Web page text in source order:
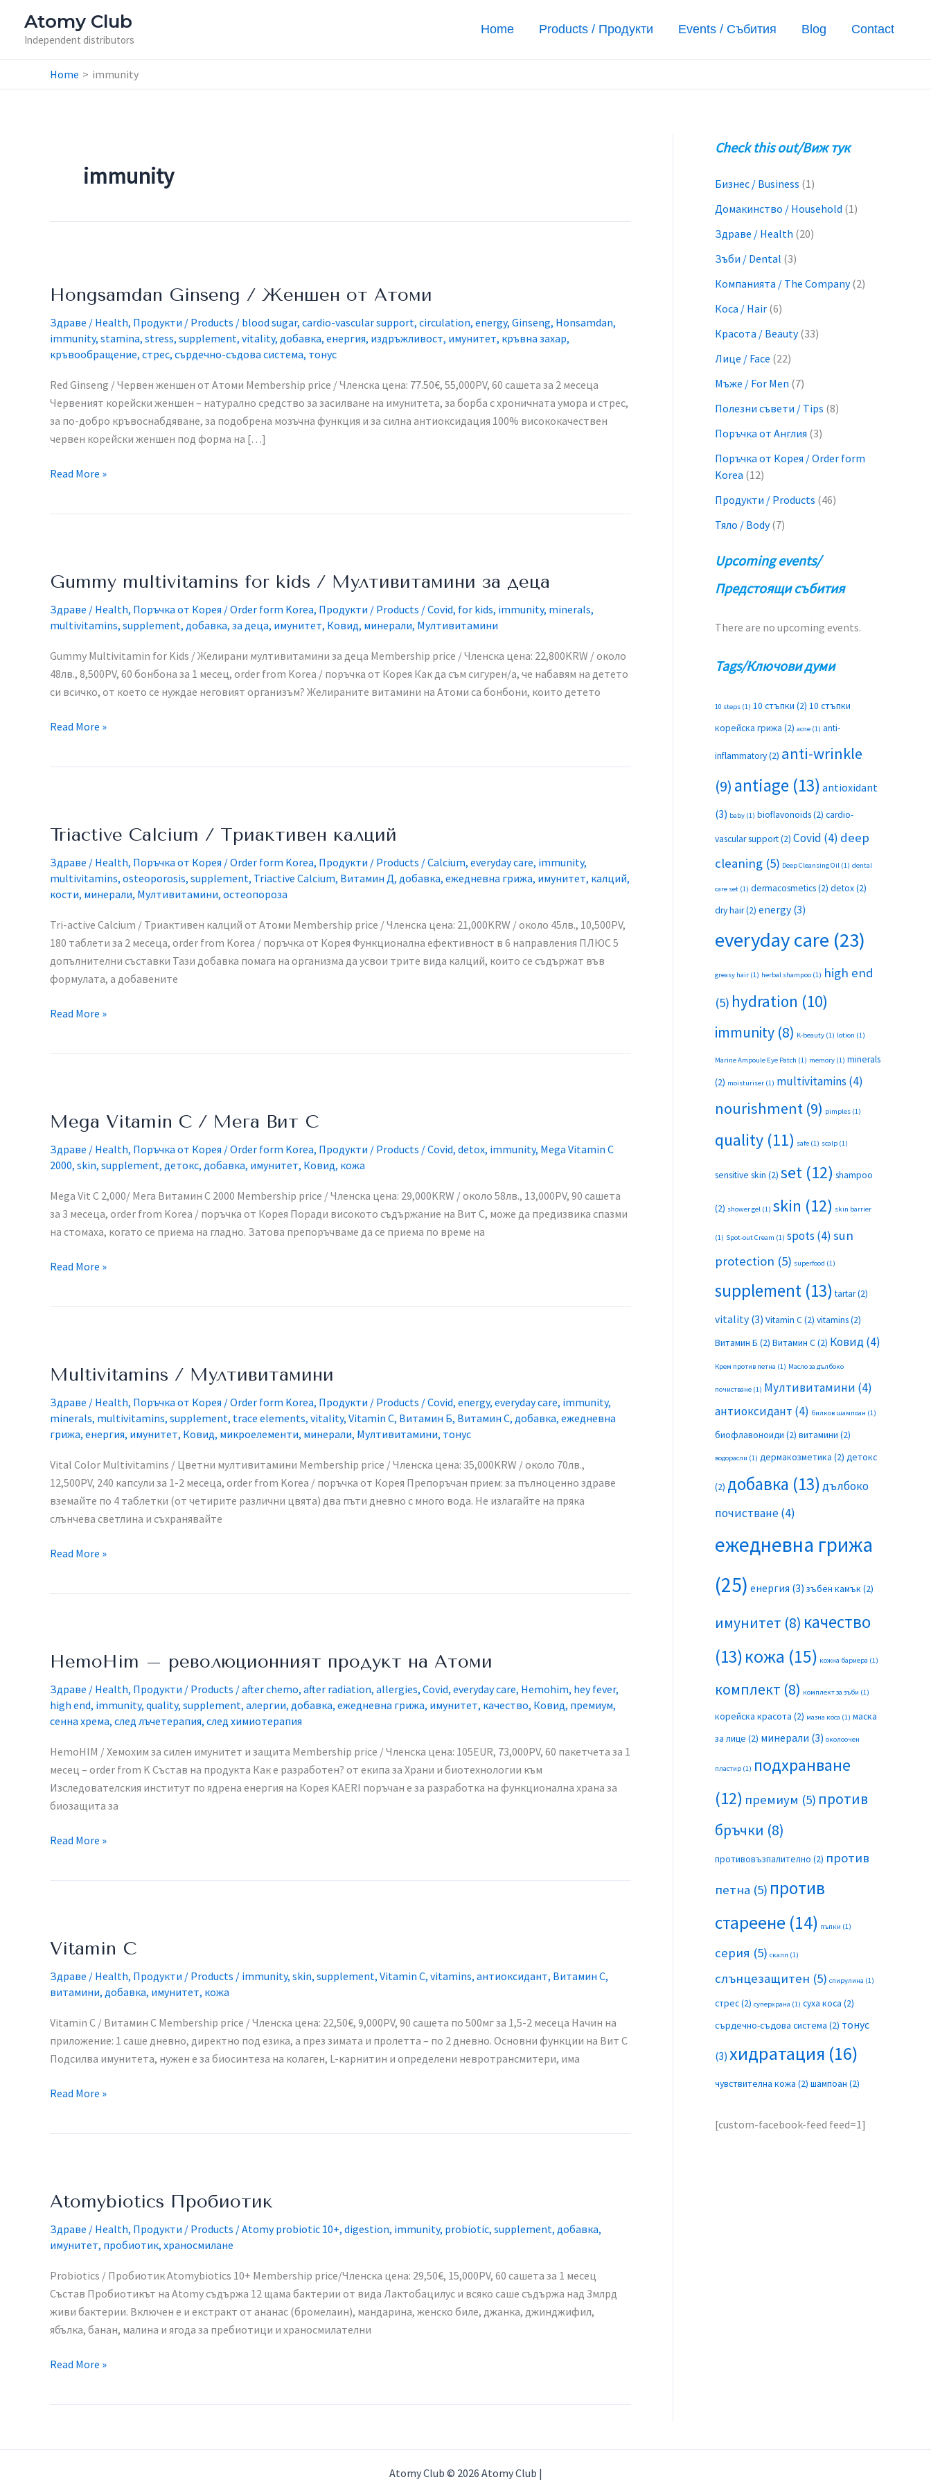
content
Atomy Club
Independent distributors
Home Products / Продукти Events / Събития Blog Contact
Home immunity
immunity
Hongsamdan Ginseng / Женшен от Атоми
Здраве / Health, Продукти / Products / blood sugar, cardio-vascular support, circulation, energy, Ginseng, Honsamdan,
immunity, stamina, stress, supplement, vitality, добавка, енергия, издръжливост, имунитет, кръвна захар,
кръвообращение, стрес, сърдечно-съдова система, тонус
Red Ginseng / Червен женшен от Атоми​ Membership price / Членска цена: 77.50€, 55,000PV, 60 сашета за 2 месеца​
Червеният корейски женшен – натурално средство за засилване на имунитета, за борба с хроничната умора и стрес,
за по-добро кръвоснабдяване, за подобрена мозъчна функция и за силна антиоксидация 100% висококачествен
червен корейски женшен под форма на […]
от
Read More »
Gummy multivitamins for kids / Мултивитамини за деца
Здраве / Health, Поръчка от Корея / Order form Korea, Продукти / Products /Covid, for kids, immunity, minerals,
multivitamins, supplement, добавка, за деца, имунитет, Ковид, минерали, Мултивитамини
Gummy Multivitamin for Kids / Желирани мултивитамини за деца Membership price / Членска цена: 22,800KRW / около
48лв., 8,500PV, 60 бонбона за 1 месец, order from Korea / поръчка от Корея​ Как да съм сигурен/а, че набавям на детето
си всичко, от което се нуждае неговият организъм? Желираните витамини на Атоми са бонбони, които детето
for
/
Мултивитамини
за
деца
Read More »
Triactive Calcium / Триактивен калций
Здраве / Health, Поръчка от Корея / Order form Korea, Продукти / Products /Calcium, everyday care, immunity,
multivitamins, osteoporosis, supplement, Triactive Calcium, Витамин Д, добавка, ежедневна грижа, имунитет, калций,
кости, минерали, Мултивитамини, остеопороза
Tri-active Calcium / Триактивен калций от Атоми​ Membership price / Членска цена: 21,000KRW / около 45лв., 10,500PV,
180 таблети за 2 месеца, order from Korea / поръчка от Корея​ Функционална ефективност в 6 направления ПЛЮС 5
допълнителни съставки Тази добавка помага на организма да усвои трите вида калций, които се съдържат във
формулата, а добавените
/
калций
Read More »
Mega Vitamin C / Мега Вит С
Здраве / Health, Поръчка от Корея / Order form Korea, Продукти / Products /Covid, detox, immunity, Mega Vitamin C
2000, skin, supplement, детокс, добавка, имунитет, Ковид, кожа
Mega Vit C 2,000/ Мега Витамин С 2000​ Membership price / Членска цена: 29,000KRW / около 58лв., 13,000PV, 90 сашета
за 3 месеца, order from Korea / поръчка от Корея​ Поради високото съдържание на Вит С, може да предизвика спазми
на стомаха, когато се приема на гладно. Затова препоръчваме да се приема по време на
C
Мега
С
Read More »
Multivitamins / Мултивитамини
Здраве / Health, Поръчка от Корея / Order form Korea, Продукти / Products /Covid, energy, everyday care, immunity,
minerals, multivitamins, supplement, trace elements, vitality, Vitamin C, Витамин Б, Витамин С, добавка, ежедневна
грижа, енергия, имунитет, Ковид, микроелементи, минерали, Мултивитамини, тонус
Vital Color Multivitamins / Цветни мултивитамини Membership price / Членска цена: 35,000KRW / около 70лв.,
12,500PV, 240 капсули за 1-2 месеца, order from Korea / поръчка от Корея​ Препоръчан прием: за пълноценно здраве
вземайте по 4 таблетки (от четирите различни цвята) два пъти дневно с много вода. Не излагайте на пряка
слънчева светлина и съхранявайте
Мултивитамини
Read More »
HemoHim – революционният продукт на Атоми
Здраве / Health, Продукти / Products /after chemo, after radiation, allergies, Covid, everyday care, Hemohim, hey fever,
high end, immunity, quality, supplement, алергии, добавка, ежедневна грижа, имунитет, качество, Ковид, премиум,
сенна хрема, след лъчетерапия, след химиотерапия
HemoHIM / Хемохим за силен имунитет и защита​ Membership price / Членска цена: 105EUR, 73,000PV, 60 пакетчета за 1
месец – order from K Състав на продукта Как е разработен? от екипа за Храни и биотехнологии към
Изследователския институт по ядрена енергия на Корея KAERI поръчан е за разработка на функционална храна за
биозащита за
революционният
на
Атоми
Read More »
Vitamin С
Здраве / Health, Продукти / Products / immunity, skin, supplement, Vitamin C, vitamins, антиоксидант, Витамин С,
витамини, добавка, имунитет, кожа
Vitamin C / Витамин С​ Membership price / Членска цена: 22,50€, 9,000PV, 90 сашета по 500мг за 1,5-2 месеца​ Начин на
приложение: 1 саше дневно, директно под езика, а през зимата и пролетта – по 2 дневно. Основни функции на Вит С
Подсилва имунитета, нужен е за биосинтеза на колаген, L-карнитин и определени невротрансмитери, има
Read More »
Atomybiotics Пробиотик
Здраве / Health, Продукти / Products /Atomy probiotic 10+, digestion, immunity, probiotic, supplement, добавка,
имунитет, пробиотик, храносмилане
Probiotics / Пробиотик Atomybiotics 10+​ Membership price/Членска цена: 29,50€, 15,000PV, 60 сашета за 1 месец​
Състав Пробиотикът на Atomy съдържа 12 щама бактерии от вида Лактобацилус и всяко саше съдържа над 3млрд
живи бактерии. Включен е и екстракт от ананас (бромелаин), мандарина, женско биле, джанка, джинджифил,
ябълка, банан, малина и ягода за пребиотици и храносмилателни
Read More »
Check this out/Виж тук
Бизнес / Business (1)
Домакинство / Household (1)
Здраве / Health (20)
Зъби / Dental (3)
Компанията / The Company(2)
Коса / Hair (6)
Красота / Beauty(33)
Лице / Face (22)
Мъже / For Men (7)
Полезни съвети / Tips (8)
Поръчка от Англия (3)
Поръчка от Корея / Order form
Korea (12)
Продукти / Products (46)
Тяло / Body(7)
Upcoming events/
Предстоящи събития
There are no upcoming events.
Tags/Ключови думи
10 steps (1) 10 стъпки (2) 10 стъпки
корейска грижа (2) acne (1) anti-
inflammatory(2) anti-wrinkle
(9) antiage (13) antioxidant
(3) baby (1) bioflavonoids(2) cardio-
vascular support(2) Covid (4) deep
cleaning (5) Deep Cleansing Oil (1) dental
care set (1) dermacosmetics(2) detox(2)
dry hair(2) energy (3)
everyday care (23)
greasy hair (1) herbal shampoo (1) high end
(5) hydration (10)
immunity (8) K-beauty (1) lotion (1)
Marine Ampoule Eye Patch (1) memory (1) minerals
(2) moisturiser (1) multivitamins(4)
nourishment (9) pimples (1)
quality (11) safe (1) scalp (1)
sensitive skin (2) set (12) shampoo
(2) shower gel (1) skin (12) skin barrier
(1) Spot-out Cream (1) spots(4)sun
protection (5) superfood (1)
supplement (13) tartar(2)
vitality (3) Vitamin C(2) vitamins(2)
Витамин Б (2) Витамин С(2) Ковид(4)
Крем против петна (1) Масло за дълбоко
почистване (1) Мултивитамини (4)
антиоксидант (4) билков шампоан (1)
биофлавоноиди (2) витамини (2)
водорасли (1) дермакозметика (2) детокс
(2) добавка (13)дълбоко
почистване(4)
ежедневна грижа
(25) енергия (3) зъбен камък(2)
имунитет (8) качество
(13)кожа (15) кожна бариера (1)
комплект (8) комплект за зъби (1)
корейска красота (2) мазна коса (1) маска
за лице (2) минерали (3) околоочен
пластир (1) подхранване
(12) премиум (5) против
бръчки (8)
противовъзпалително (2) против
петна (5) против
стареене (14) пъпки (1)
серия (5) скалп (1)
слънцезащитен (5) спирулина (1)
стрес(2) суперхрана (1) суха коса (2)
сърдечно-съдова система (2) тонус
(3) хидратация (16)
чувствителна кожа (2) шампоан (2)
[custom-facebook-feed feed=1]
Atomy Club © 2026 Atomy Club |